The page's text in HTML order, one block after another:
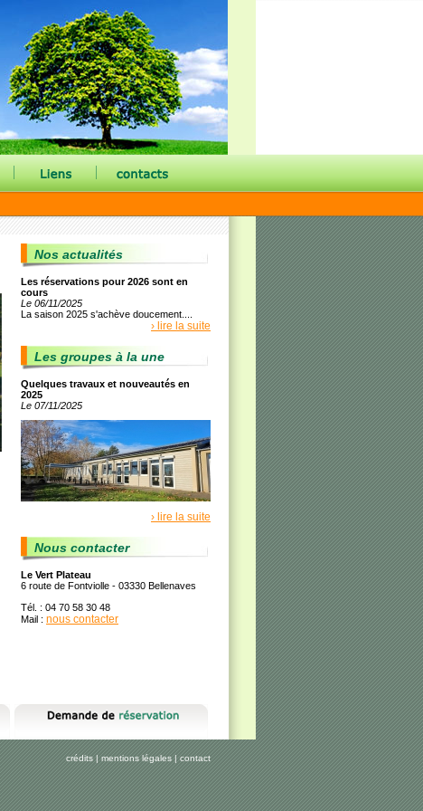
Nos actualités
Les réservations pour 2026 sont en
cours
Le 06/11/2025
La saison 2025 s'achève doucement....
› lire la suite
Les groupes à la une
Quelques travaux et nouveautés en
2025
Le 07/11/2025
› lire la suite
Nous contacter
Le Vert Plateau
6 route de Fontviolle - 03330 Bellenaves
Tél. : 04 70 58 30 48
Mail : nous contacter
crédits|mentions légales|contact
| |